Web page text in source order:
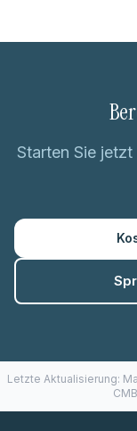
Starten Sie
Letzte Aktualisierung: